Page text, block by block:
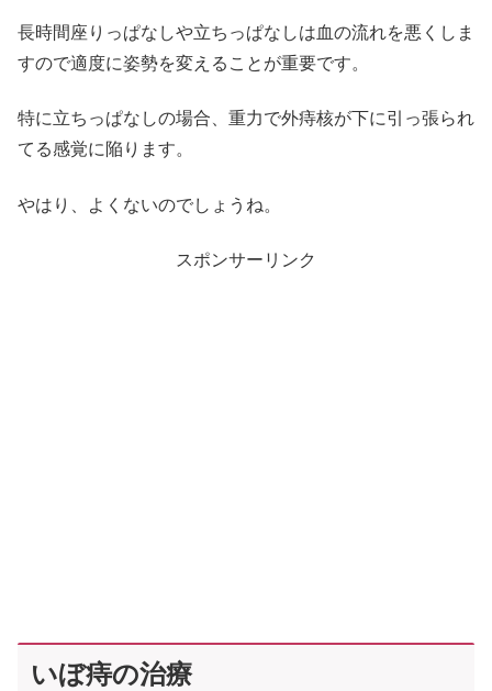
長時間座りっぱなしや立ちっぱなしは血の流れを悪くしま
すので適度に姿勢を変えることが重要です。
特に立ちっぱなしの場合、重力で外痔核が下に引っ張られ
てる感覚に陥ります。
やはり、よくないのでしょうね。
スポンサーリンク
いぼ痔の治療